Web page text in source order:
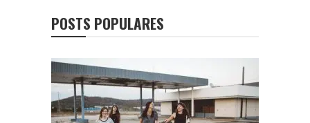
POSTS POPULARES